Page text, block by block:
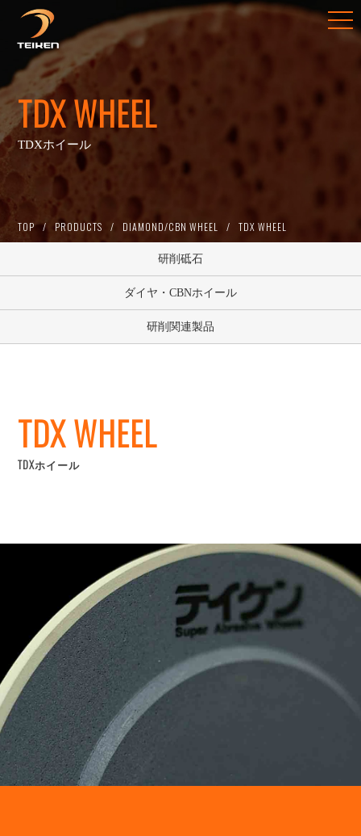
TDX WHEEL
TDXホイール
TOP PRODUCTS DIAMOND/CBN WHEEL TDX WHEEL
研削砥石
ダイヤ・CBNホイール
研削関連製品
TDX WHEEL
TDXホイール